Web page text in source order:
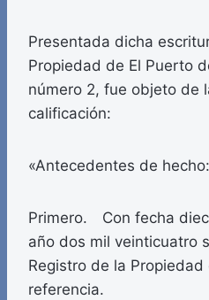
Presentada dicha
Propiedad de El Puerto
número 2, fue objeto de
calificación:
«Antecedentes de hecho:
Primero. Con fecha
año dos mil veinticuatro
Registro de la
referencia.